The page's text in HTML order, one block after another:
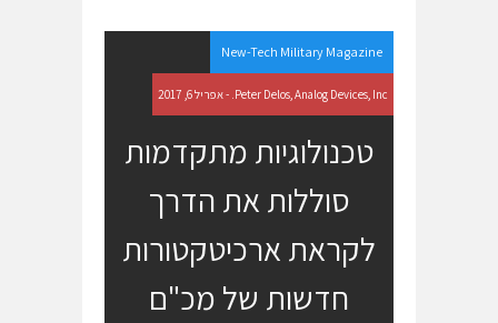
l
e
N
a
New-Tech Military Magazine
Peter Delos, Analog Devices, Inc. - אפריל 6, 2017
טכנולוגיות מתקדמות
סוללות את הדרך
לקראת ארכיטקטורות
חדשות של מכ"ם